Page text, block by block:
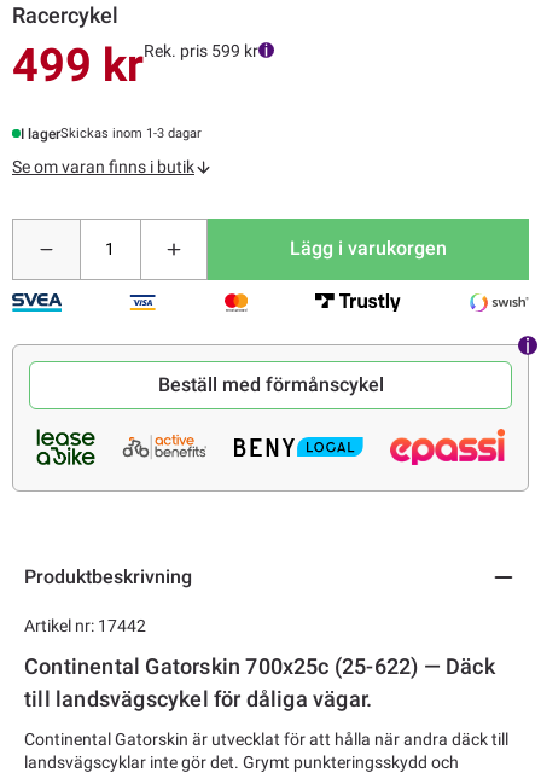
Racercykel
499 krRek. pris 599 kr
I lagerSkickas inom 1-3 dagar
Se om varan finns i butik
Lägg i varukorgen
Beställ med förmånscykel
Produktbeskrivning
Artikel nr: 17442
Continental Gatorskin 700x25c (25-622) — Däck
till landsvägscykel för dåliga vägar.
Continental Gatorskin är utvecklat för att hålla när andra däck till
landsvägscyklar inte gör det. Grymt punkteringsskydd och